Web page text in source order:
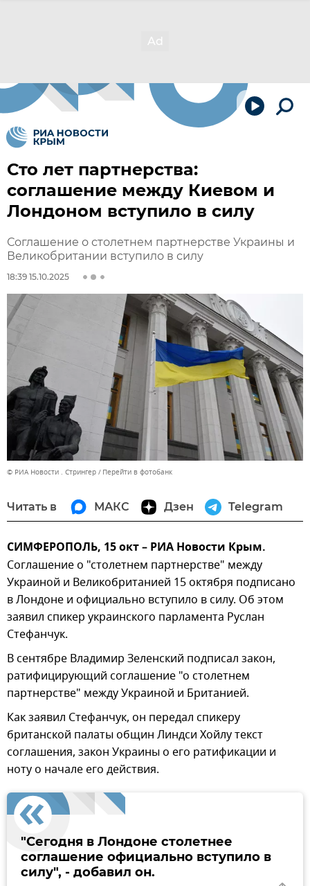
Сто лет партнерства:
соглашение между Киевом и
Лондоном вступило в силу
Соглашение о столетнем партнерстве Украины и
Великобритании вступило в силу
18:39 15.10.2025
© РИА Новости . Стрингер Перейти в фотобанк
Читать в МАКС Дзен Telegram
СИМФЕРОПОЛЬ, 15 окт – РИА Новости Крым.
Соглашение о "столетнем партнерстве" между
Украиной и Великобританией 15 октября подписано
в Лондоне и официально вступило в силу. Об этом
заявил спикер украинского парламента Руслан
Стефанчук.
В сентябре Владимир Зеленский подписал закон,
ратифицирующий соглашение "о столетнем
партнерстве" между Украиной и Британией.
Как заявил Стефанчук, он передал спикеру
британской палаты общин Линдси Хойлу текст
соглашения, закон Украины о его ратификации и
ноту о начале его действия.
"Сегодня в Лондоне столетнее
соглашение официально вступило в
силу", - добавил он.